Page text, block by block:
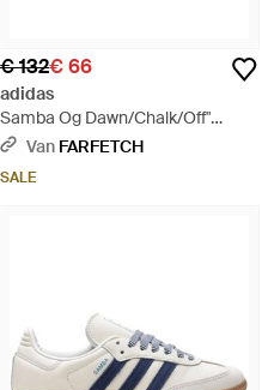
€ 132€ 66
adidas
Samba Og Dawn/Chalk/Off"
Sneakers - Paars
Van FARFETCH
SALE